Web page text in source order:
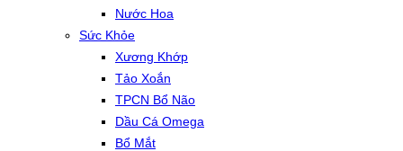
Nước Hoa
Sức Khỏe
Xương Khớp
Tảo Xoắn
TPCN Bổ Não
Dầu Cá Omega
Bổ Mắt